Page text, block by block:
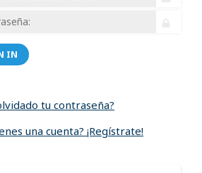
IN
tu contraseña?
una cuenta? ¡Regístrate!